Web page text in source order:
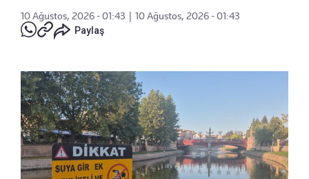
10 Ağustos, 2026 - 01:43
10 Ağustos, 2026 - 01:43
Paylaş